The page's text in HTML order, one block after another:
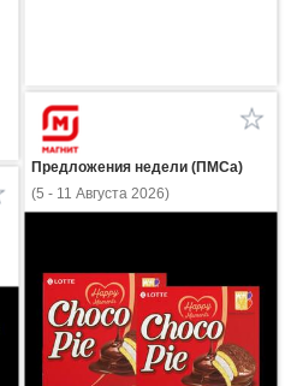
Предложения недели (ПМСа)
(5 - 11 Августа 2026)